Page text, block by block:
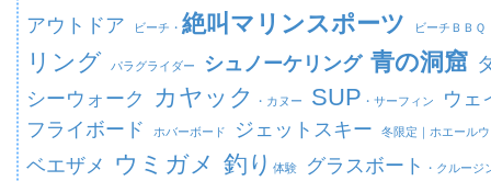
アウトドア ビーチ・ 絶叫マリンスポーツ ビーチ ＢＢＱ
リング パラグライダー シュノーケリング 青の洞窟
シーウォーク
カヤック ・カヌー SUP ・サーフィン
ウェ
フライボード
ホバーボード ジェットスキー 冬限定｜ ホエール
ベエザメ ウミガメ 釣り 体験 グラスボート ・クルージ